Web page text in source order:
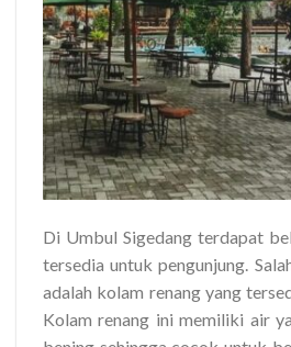
Di Umbul Sigedang terdapat
tersedia untuk pengunjung.
adalah kolam renang yang
Kolam renang ini memiliki air